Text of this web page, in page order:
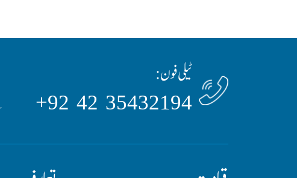
ٹیلی فون:
35432194 42 92+